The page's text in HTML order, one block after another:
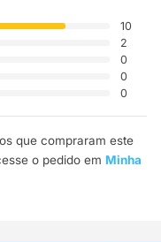
10
2
0
0
0
que compraram este
o pedido em Minha